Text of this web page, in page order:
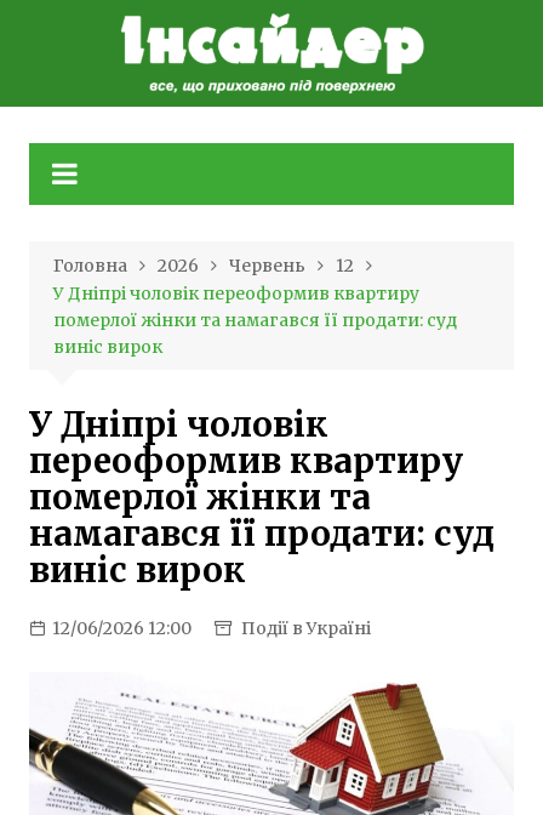
Головна 2026 Червень
12
У Дніпрі чоловік переоформив квартиру
померлої жінки та намагався її продати: суд
виніс вирок
У Дніпрі чоловік
переоформив квартиру
померлої жінки та
намагався її продати: суд
виніс вирок
12/06/2026 12:00 Події в Україні